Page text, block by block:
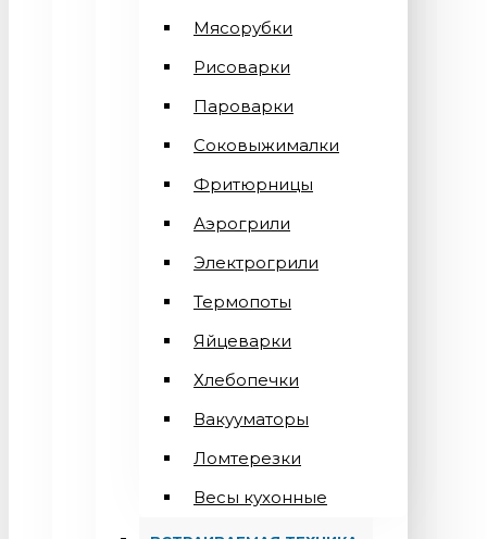
Мясорубки
Рисоварки
Пароварки
Соковыжималки
Фритюрницы
Аэрогрили
Электрогрили
Термопоты
Яйцеварки
Хлебопечки
Вакууматоры
Ломтерезки
Весы кухонные